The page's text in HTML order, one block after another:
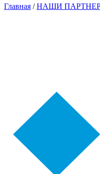
Главная / НАШИ